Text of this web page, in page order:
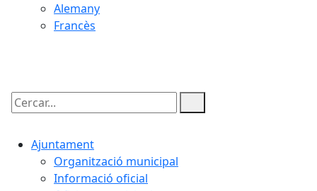
Alemany
Francès
Cercar:
Ajuntament
Organització municipal
Informació oficial